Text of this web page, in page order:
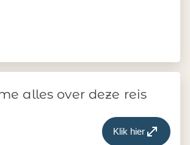
alles over deze reis
Klik hier